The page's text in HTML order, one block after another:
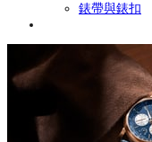
錶帶與錶扣